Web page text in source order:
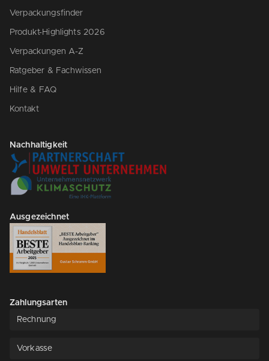
Verpackungsfinder
Produkt-Highlights 2026
Verpackungen A-Z
Ratgeber & Fachwissen
Hilfe & FAQ
Kontakt
Nachhaltigkeit
Ausgezeichnet
Zahlungsarten
Rechnung
Vorkasse